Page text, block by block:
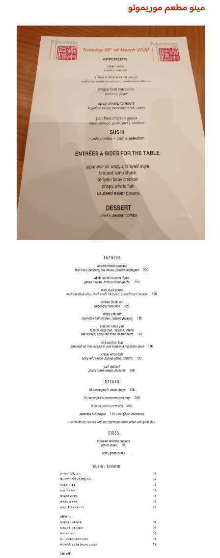
مينو مطعم موريموتو